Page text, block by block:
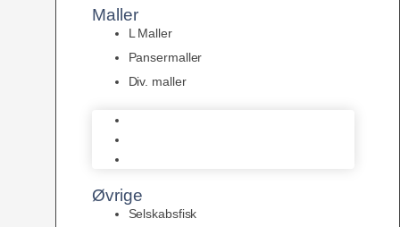
Maller
L Maller
Pansermaller
Div. maller
Øvrige
Selskabsfisk